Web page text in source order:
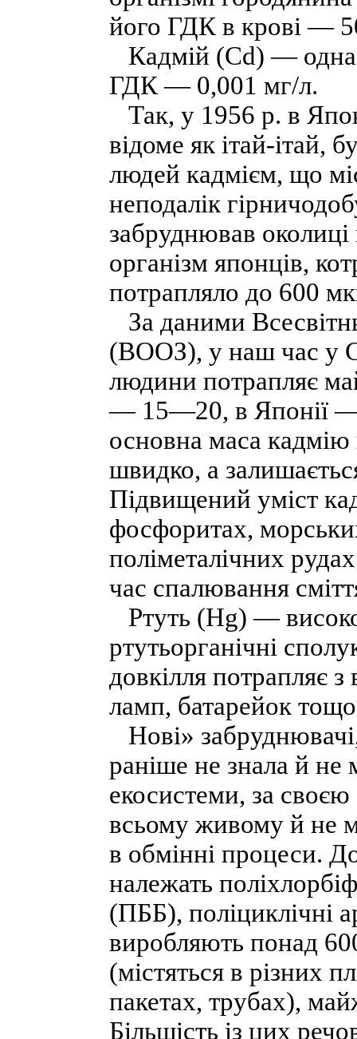
його ГДК в крові —
Кадмій (Сd) — одна
ГДК — 0,001 мг/л.
Так, у 1956 р. в
відоме як ітай-ітай,
людей кадмієм, що
неподалік
забруднював
організм японців,
потрапляло до 600
За даними
(ВООЗ), у наш час у
людини потрапляє
— 15—20, в Японії —
основна маса кадмію
швидко, а
Підвищений уміст
фосфоритах,
поліметалічних
час спалювання
Ртуть (Нg) —
ртутьорганічні
довкілля потрапляє
ламп, батарейок
Нові»
раніше не знала й не
екосистеми, за
всьому живому й не
в обмінні процеси.
належать
(ПББ), поліциклічні
виробляють понад
(містяться в різних
пакетах, трубах),
Більшість із цих